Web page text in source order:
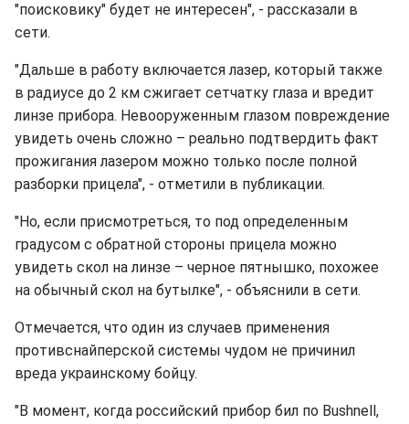
"поисковику" будет не интересен", - рассказали в
сети.
"Дальше в работу включается лазер, который также
в радиусе до 2 км сжигает сетчатку глаза и вредит
линзе прибора. Невооруженным глазом повреждение
увидеть очень сложно – реально подтвердить факт
прожигания лазером можно только после полной
разборки прицела", - отметили в публикации.
"Но, если присмотреться, то под определенным
градусом с обратной стороны прицела можно
увидеть скол на линзе – черное пятнышко, похожее
на обычный скол на бутылке", - объяснили в сети.
Отмечается, что один из случаев применения
противснайперской системы чудом не причинил
вреда украинскому бойцу.
"В момент, когда российский прибор бил по Bushnell,